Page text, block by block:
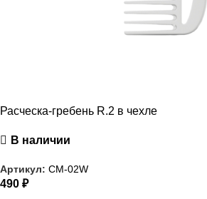
Расческа-гребень R.2 в чехле
В наличии
Артикул: CM-02W
490 ₽